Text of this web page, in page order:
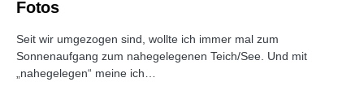
Fotos
Seit wir umgezogen sind, wollte ich immer mal zum
Sonnenaufgang zum nahegelegenen Teich/See. Und mit
„nahegelegen“ meine ich…